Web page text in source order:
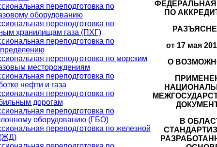
переподготовка по
оборудованию
переподготовка по
хранилищам газа (ПХГ)
переподготовка по
переподготовка по морским
месторождениям
переподготовка по
нефти и газа
переподготовка по
дорогам
переподготовка по
оборудованию (ГБО)
переподготовка по железной
(ЖД)
ПО
от 17 мая
О
В